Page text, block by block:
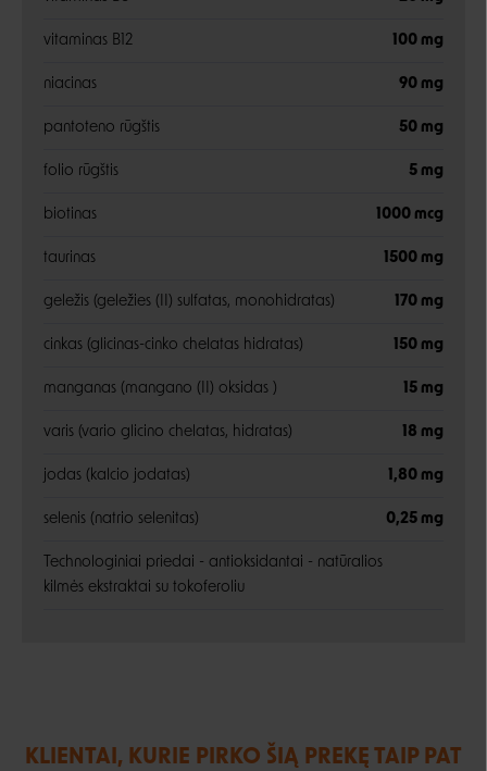
vitaminas B12 100 mg
niacinas 90 mg
pantoteno rūgštis 50 mg
folio rūgštis 5 mg
biotinas 1000 mcg
taurinas 1500 mg
geležis (geležies (II) sulfatas, monohidratas) 170 mg
cinkas (glicinas-cinko chelatas hidratas) 150 mg
manganas (mangano (II) oksidas ) 15 mg
varis (vario glicino chelatas, hidratas) 18 mg
jodas (kalcio jodatas) 1,80 mg
selenis (natrio selenitas) 0,25 mg
Technologiniai priedai - antioksidantai - natūralios
kilmės ekstraktai su tokoferoliu
KLIENTAI, KURIE PIRKO ŠIĄ PREKĘ TAIP PAT